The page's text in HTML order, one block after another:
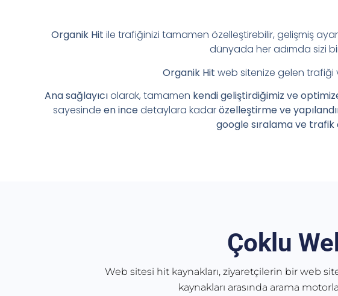
Organik Hit ile trafiğinizi tamamen özelleştirebilir, gelişmiş
dünyada her adımda sizi
Organik Hit web sitenize gelen trafiği
Ana sağlayıcıolarak, tamamen kendi geliştirdiğimiz ve
sayesinde en incedetaylara kadarözelleştirme ve
google sıralama ve trafik
Çoklu
Web sitesi hit kaynakları, ziyaretçilerin bir web
kaynakları arasında arama